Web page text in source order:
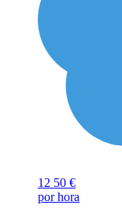
12 50 €
por hora